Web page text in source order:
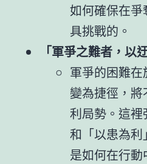
如何確保在
具挑戰的。
「軍爭之難者，以
軍爭的困難
變為捷徑，
利局勢。這裡
和「以患為
是如何在行